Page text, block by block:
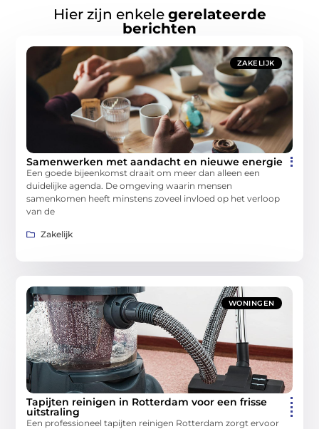
Hier zijn enkele gerelateerde
berichten
ZAKELIJK
Samenwerken met aandacht en nieuwe energie
Een goede bijeenkomst draait om meer dan alleen een
duidelijke agenda. De omgeving waarin mensen
samenkomen heeft minstens zoveel invloed op het verloop
van de
Zakelijk
WONINGEN
Tapijten reinigen in Rotterdam voor een frisse
uitstraling
Een professioneel tapijten reinigen Rotterdam zorgt ervoor